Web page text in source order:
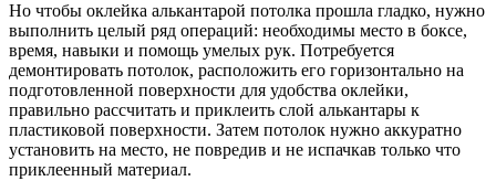
Но чтобы оклейка алькантарой потолка прошла гладко, нужно
выполнить целый ряд операций: необходимы место в боксе,
время, навыки и помощь умелых рук. Потребуется
демонтировать потолок, расположить его горизонтально на
подготовленной поверхности для удобства оклейки,
правильно рассчитать и приклеить слой алькантары к
пластиковой поверхности. Затем потолок нужно аккуратно
установить на место, не повредив и не испачкав только что
приклеенный материал.